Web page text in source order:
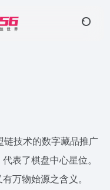
技术的数字藏品推广
表了棋盘中心星位。
万物始源之含义。